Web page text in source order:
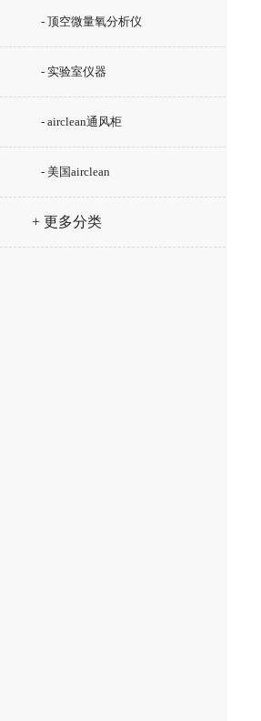
- 顶空微量氧分析仪
- 实验室仪器
- airclean通风柜
- 美国airclean
+ 更多分类